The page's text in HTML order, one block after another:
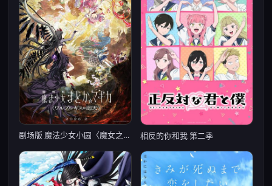
剧场版 魔法少女小圆〈魔女之夜的回天〉 相反的你和我 第二季